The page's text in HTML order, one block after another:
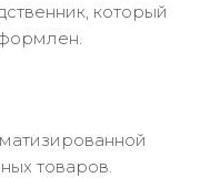
который
товаров.